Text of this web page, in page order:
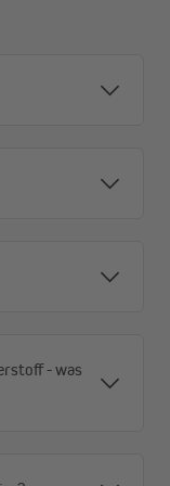
- was